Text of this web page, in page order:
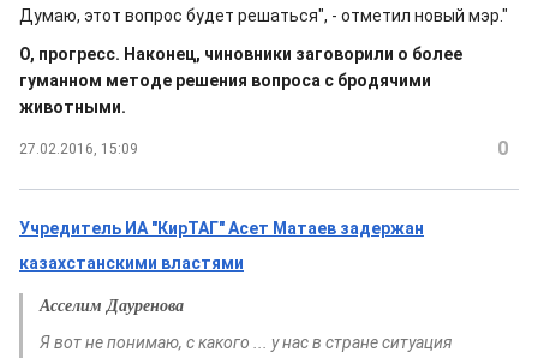
Думаю, этот вопрос будет решаться", - отметил новый мэр."
О, прогресс. Наконец, чиновники заговорили о более
гуманном методе решения вопроса с бродячими
животными.
27.02.2016, 15:09 0
Учредитель ИА "КирТАГ" Асет Матаев задержан
казахстанскими властями
Асселим Дауренова
Я вот не понимаю, с какого ... у нас в стране ситуация